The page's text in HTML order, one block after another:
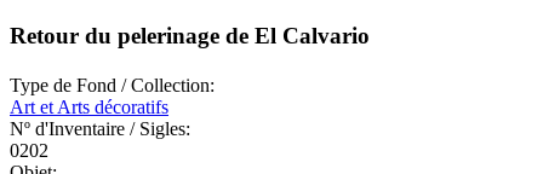
Retour du pelerinage de El Calvario
Type de Fond / Collection:
Art et Arts décoratifs
Nº d'Inventaire / Sigles:
0202